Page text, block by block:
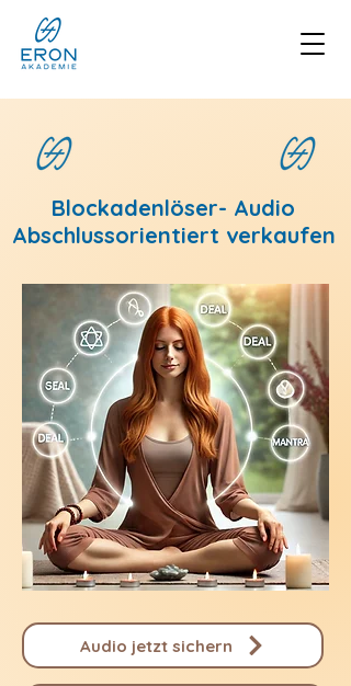
Blockadenlöser- Audio
Abschlussorientiert verkaufen
Audio jetzt sichern